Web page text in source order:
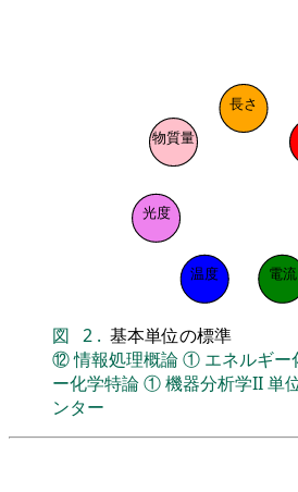
長さ
電流
温度
光度
物質量
図 2 . 基本単位の標準
⑫情報処理概論① エネルギー
ー化学特論①機器分析学II単
ンター